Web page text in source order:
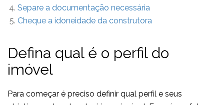
Separe a documentação necessária
Cheque a idoneidade da construtora
Defina qual é o perfil do
imóvel
Para começar é preciso definir qual perfil e seus